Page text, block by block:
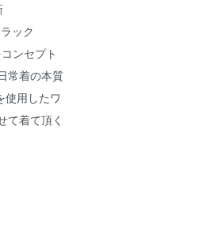
ック
ンセプト
常着の本質
使用したワ
て着て頂く